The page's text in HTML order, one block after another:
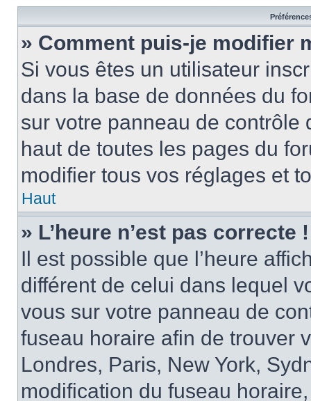
» Comment puis-je modifier
Si vous êtes un utilisateur
dans la base de données du
sur votre panneau de contrôle
haut de toutes les pages du
modifier tous vos réglages et
Haut
» L’heure n’est pas correcte !
Il est possible que l’heure
différent de celui dans lequel
vous sur votre panneau de
fuseau horaire afin de trouver
Londres, Paris, New York,
modification du fuseau